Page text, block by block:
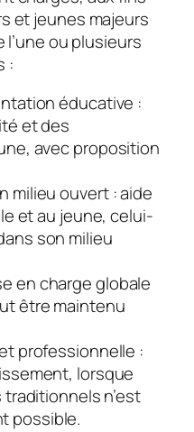
et jeunes majeurs
ou plusieurs
:
éducative :
et des
avec proposition
milieu ouvert : aide
et au jeune, celui-
son milieu
en charge globale
être maintenu
professionnelle :
lorsque
traditionnels n’est
possible.